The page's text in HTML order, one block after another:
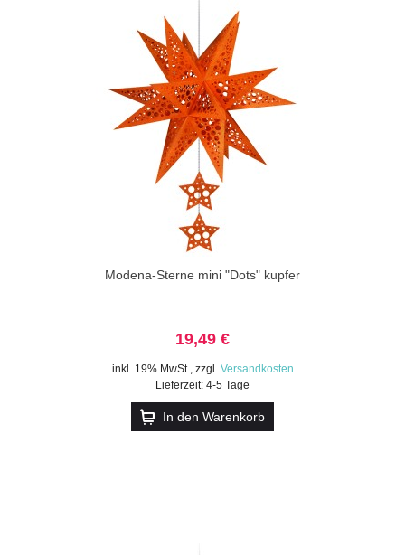
Modena-Sterne mini "Dots" kupfer
19,49 €
inkl. 19% MwSt., zzgl. Versandkosten
Lieferzeit: 4-5 Tage
In den Warenkorb